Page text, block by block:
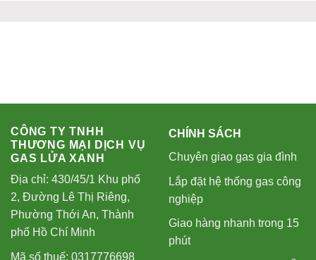
CÔNG TY TNHH
THƯƠNG MẠI DỊCH VỤ
GAS LỬA XANH
Địa chỉ: 430/45/1 Khu phố
2, Đường Lê Thị Riêng,
Phường Thới An, Thành
phố Hồ Chí Minh
Mã số thuế: 0317776698
CHÍNH SÁCH
Chuyên giao gas gia đình
Lắp đặt hệ thống gas công
nghiệp
Giao hàng nhanh trong 15
phút